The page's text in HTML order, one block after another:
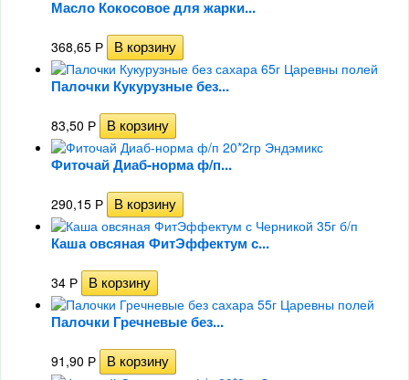
Масло Кокосовое для жарки...
368,65 Р
Палочки Кукурузные без...
83,50 Р
Фиточай Диаб-норма ф/п...
290,15 Р
Каша овсяная ФитЭффектум с...
34 Р
Палочки Гречневые без...
91,90 Р